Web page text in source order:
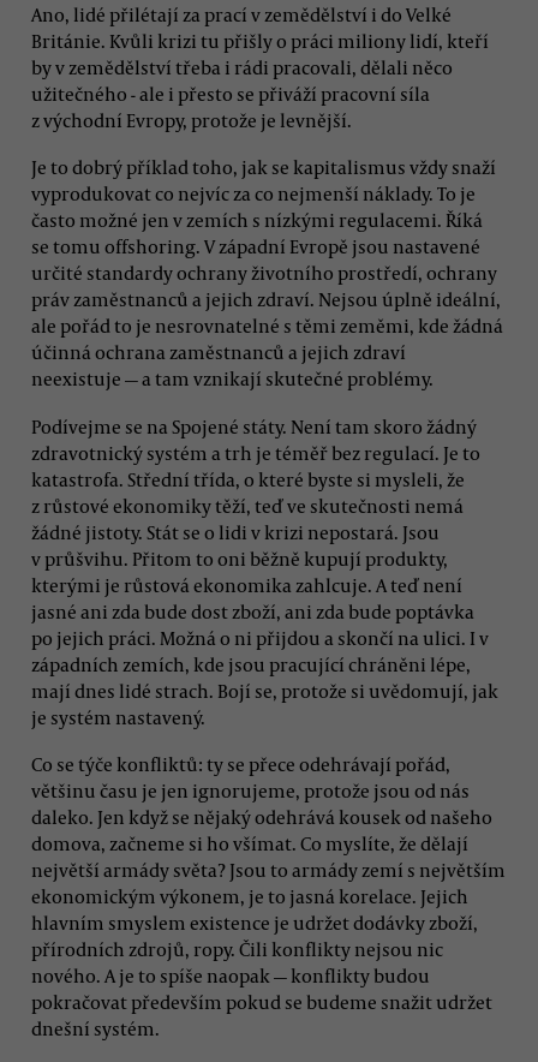
Ano, lidé přilétají za prací v zemědělství i do Velké
Británie. Kvůli krizi tu přišly o práci miliony lidí, kteří
by v zemědělství třeba i rádi pracovali, dělali něco
užitečného - ale i přesto se přiváží pracovní síla
z východní Evropy, protože je levnější.
Je to dobrý příklad toho, jak se kapitalismus vždy snaží
vyprodukovat co nejvíc za co nejmenší náklady. To je
často možné jen v zemích s nízkými regulacemi. Říká
se tomu offshoring. V západní Evropě jsou nastavené
určité standardy ochrany životního prostředí, ochrany
práv zaměstnanců a jejich zdraví. Nejsou úplně ideální,
ale pořád to je nesrovnatelné s těmi zeměmi, kde žádná
účinná ochrana zaměstnanců a jejich zdraví
neexistuje — a tam vznikají skutečné problémy.
Podívejme se na Spojené státy. Není tam skoro žádný
zdravotnický systém a trh je téměř bez regulací. Je to
katastrofa. Střední třída, o které byste si mysleli, že
z růstové ekonomiky těží, teď ve skutečnosti nemá
žádné jistoty. Stát se o lidi v krizi nepostará. Jsou
v průšvihu. Přitom to oni běžně kupují produkty,
kterými je růstová ekonomika zahlcuje. A teď není
jasné ani zda bude dost zboží, ani zda bude poptávka
po jejich práci. Možná o ni přijdou a skončí na ulici. I v
západních zemích, kde jsou pracující chráněni lépe,
mají dnes lidé strach. Bojí se, protože si uvědomují, jak
je systém nastavený.
Co se týče konfliktů: ty se přece odehrávají pořád,
většinu času je jen ignorujeme, protože jsou od nás
daleko. Jen když se nějaký odehrává kousek od našeho
domova, začneme si ho všímat. Co myslíte, že dělají
největší armády světa? Jsou to armády zemí s největším
ekonomickým výkonem, je to jasná korelace. Jejich
hlavním smyslem existence je udržet dodávky zboží,
přírodních zdrojů, ropy. Čili konflikty nejsou nic
nového. A je to spíše naopak — konflikty budou
pokračovat především pokud se budeme snažit udržet
dnešní systém.